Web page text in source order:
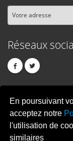
En poursuivant
acceptez notre
l'utilisation de
similaires
Réseaux
PIXEL